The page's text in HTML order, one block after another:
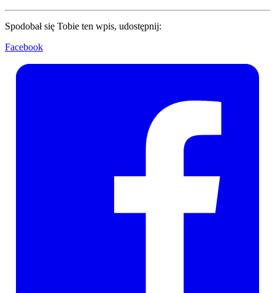
Spodobał się Tobie ten wpis, udostępnij:
Facebook